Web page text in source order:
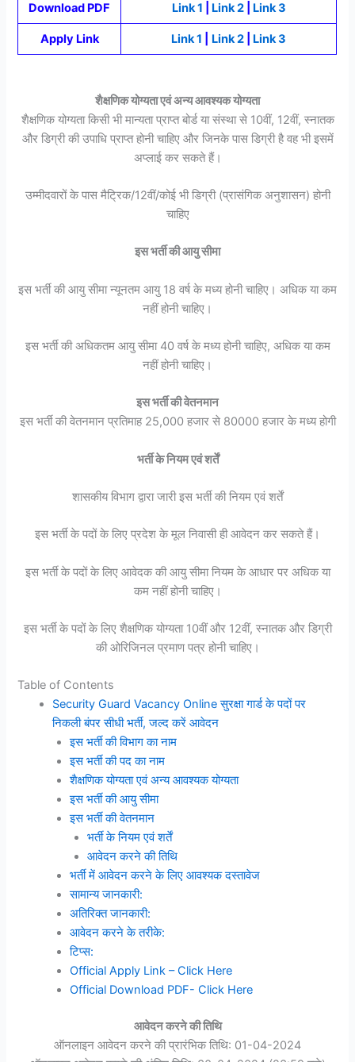
Download PDF Link 1 Link 2| Link 3
Apply Link Link 1 Link 2 Link 3
शैक्षणिक योग्यता एवं अन्य आवश्यक योग्यता
शैक्षणिक योग्यता किसी भी मान्यता प्राप्त बोर्ड या संस्था से 10वीं, 12वीं, स्नातक
और डिग्री की उपाधि प्राप्त होनी चाहिए और जिनके पास डिग्री है वह भी इसमें
अप्लाई कर सकते हैं।
उम्मीदवारों के पास मैट्रिक/12वीं/कोई भी डिग्री (प्रासंगिक अनुशासन) होनी
चाहिए
इस भर्ती की आयु सीमा
इस भर्ती की आयु सीमा न्यूनतम आयु 18 वर्ष के मध्य होनी चाहिए। अधिक या कम
नहीं होनी चाहिए।
इस भर्ती की अधिकतम आयु सीमा 40 वर्ष के मध्य होनी चाहिए, अधिक या कम
नहीं होनी चाहिए।
इस भर्ती की वेतनमान
इस भर्ती की वेतनमान प्रतिमाह 25,000 हजार से 80000 हजार के मध्य होगी
भर्ती के नियम एवं शर्तें
शासकीय विभाग द्वारा जारी इस भर्ती की नियम एवं शर्तें
इस भर्ती के पदों के लिए प्रदेश के मूल निवासी ही आवेदन कर सकते हैं।
इस भर्ती के पदों के लिए आवेदक की आयु सीमा नियम के आधार पर अधिक या
कम नहीं होनी चाहिए।
इस भर्ती के पदों के लिए शैक्षणिक योग्यता 10वीं और 12वीं, स्नातक और डिग्री
की ओरिजिनल प्रमाण पत्र होनी चाहिए।
Table of Contents
Security Guard Vacancy Online सुरक्षा गार्ड के पदों पर
निकली बंपर सीधी भर्ती, जल्द करें आवेदन
इस भर्ती की विभाग का नाम
इस भर्ती की पद का नाम
शैक्षणिक योग्यता एवं अन्य आवश्यक योग्यता
इस भर्ती की आयु सीमा
इस भर्ती की वेतनमान
भर्ती के नियम एवं शर्तें
आवेदन करने की तिथि
भर्ती में आवेदन करने के लिए आवश्यक दस्तावेज
सामान्य जानकारी:
अतिरिक्त जानकारी:
आवेदन करने के तरीके:
टिप्स:
Official Apply Link – Click Here
Official Download PDF- Click Here
आवेदन करने की तिथि
ऑनलाइन आवेदन करने की प्रारंभिक तिथि: 01-04-2024